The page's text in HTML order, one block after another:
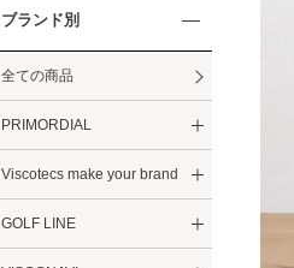
ブランド別
全ての商品
PRIMORDIAL
Viscotecs make your brand
GOLF LINE